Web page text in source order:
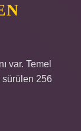
var. Temel
sürülen 256